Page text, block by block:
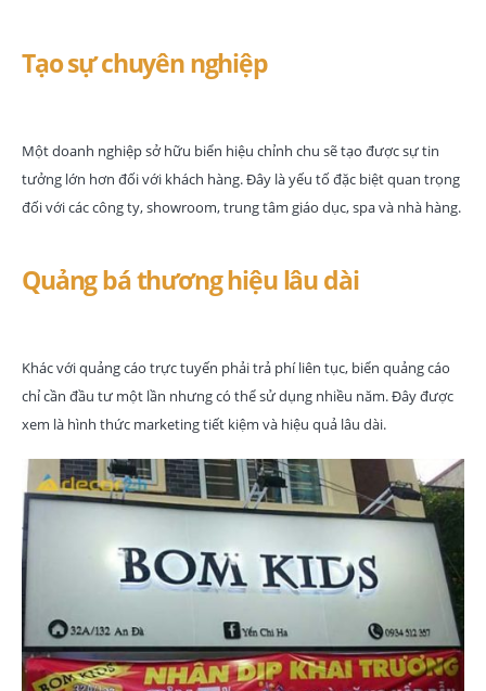
Tạo sự chuyên nghiệp
Một doanh nghiệp sở hữu biển hiệu chỉnh chu sẽ tạo được sự tin
tưởng lớn hơn đối với khách hàng. Đây là yếu tố đặc biệt quan trọng
đối với các công ty, showroom, trung tâm giáo dục, spa và nhà hàng.
Quảng bá thương hiệu lâu dài
Khác với quảng cáo trực tuyến phải trả phí liên tục, biển quảng cáo
chỉ cần đầu tư một lần nhưng có thể sử dụng nhiều năm. Đây được
xem là hình thức marketing tiết kiệm và hiệu quả lâu dài.